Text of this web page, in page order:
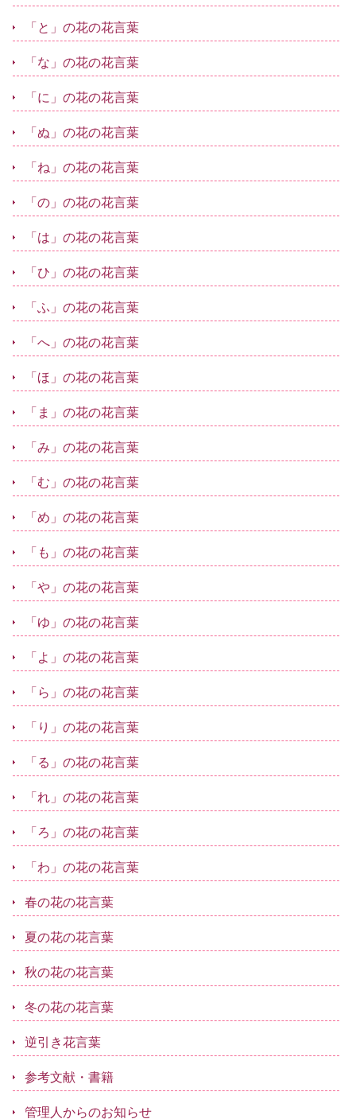
「と」の花の花言葉
「な」の花の花言葉
「に」の花の花言葉
「ぬ」の花の花言葉
「ね」の花の花言葉
「の」の花の花言葉
「は」の花の花言葉
「ひ」の花の花言葉
「ふ」の花の花言葉
「へ」の花の花言葉
「ほ」の花の花言葉
「ま」の花の花言葉
「み」の花の花言葉
「む」の花の花言葉
「め」の花の花言葉
「も」の花の花言葉
「や」の花の花言葉
「ゆ」の花の花言葉
「よ」の花の花言葉
「ら」の花の花言葉
「り」の花の花言葉
「る」の花の花言葉
「れ」の花の花言葉
「ろ」の花の花言葉
「わ」の花の花言葉
春の花の花言葉
夏の花の花言葉
秋の花の花言葉
冬の花の花言葉
逆引き花言葉
参考文献・書籍
管理人からのお知らせ